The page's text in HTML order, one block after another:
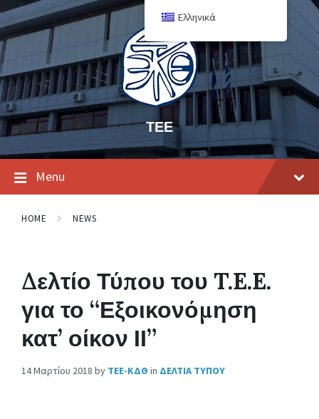
ΤΕΕ
Menu
HOME NEWS
Δελτίο Τύπου του T.E.E.
για το “Εξοικονόμηση
κατ’ οίκον ΙΙ”
14 Μαρτίου 2018 by ΤΕΕ-ΚΔΘ in ΔΕΛΤΙΑ ΤΥΠΟΥ
Ελληνικά